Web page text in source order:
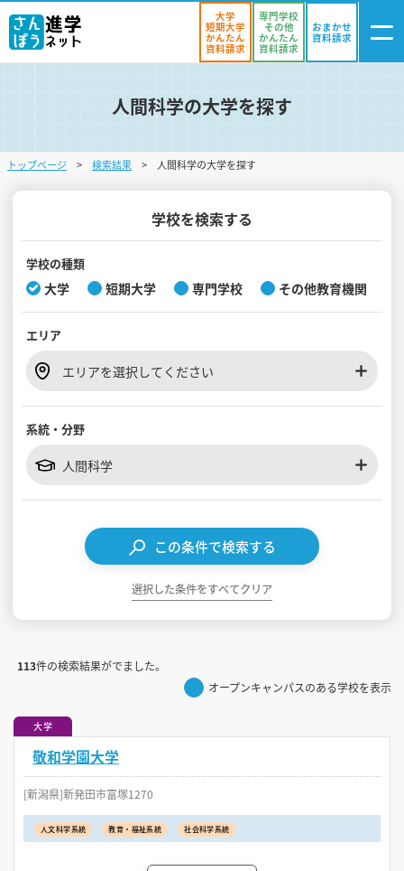
ログイン
・登録
気になる
学校を探す
オープンキャンパスを探す
入試・受験入門
見学会WEB手引書
大学
短期大学
かんたん
資料請求
専門学校
その他
かんたん
資料請求
おまかせ
資料請求
人間科学の大学を探す
トップページ 検索結果 人間科学の大学を探す
学校を検索する
学校の種類
大学 短期大学 専門学校 その他教育機関
エリア
エリアを選択してください
系統・分野
人間科学
この条件で検索する
選択した条件をすべてクリア
113件の検索結果がでました。
オープンキャンパスのある学校を表示
大学
敬和学園大学
[新潟県]新発田市富塚1270
人文科学系統 教育・福祉系統 社会科学系統